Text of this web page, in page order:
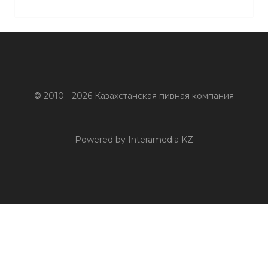
© 2010 - 2026 Казахстанская пивная компания
Powered by Interamedia KZ